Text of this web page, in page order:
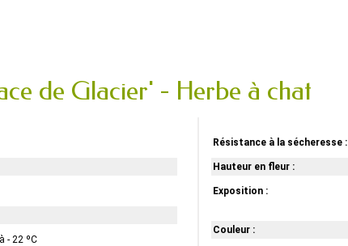
de Glacier' - Herbe à chat
- 22 ºC
Résistance à la sécheresse :
Hauteur en fleur :
Exposition :
Couleur :